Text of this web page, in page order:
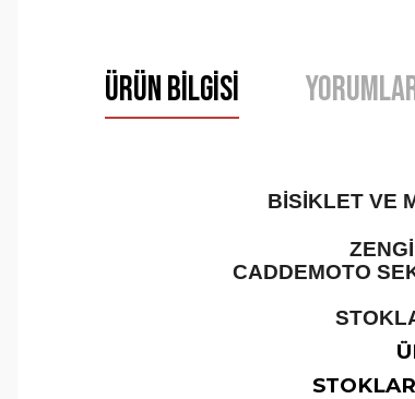
Ürün Bilgisi
BİSİKLET VE
CADDEMOTO